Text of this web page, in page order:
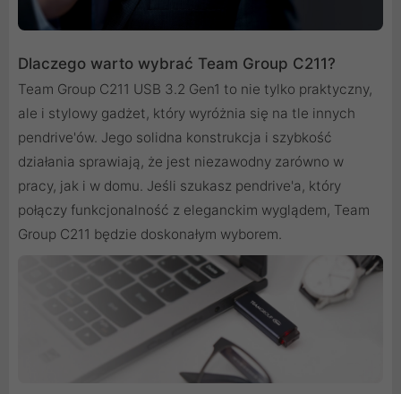
Dlaczego warto wybrać Team Group C211?
Team Group C211 USB 3.2 Gen1 to nie tylko praktyczny,
ale i stylowy gadżet, który wyróżnia się na tle innych
pendrive'ów. Jego solidna konstrukcja i szybkość
działania sprawiają, że jest niezawodny zarówno w
pracy, jak i w domu. Jeśli szukasz pendrive'a, który
połączy funkcjonalność z eleganckim wyglądem, Team
Group C211 będzie doskonałym wyborem.